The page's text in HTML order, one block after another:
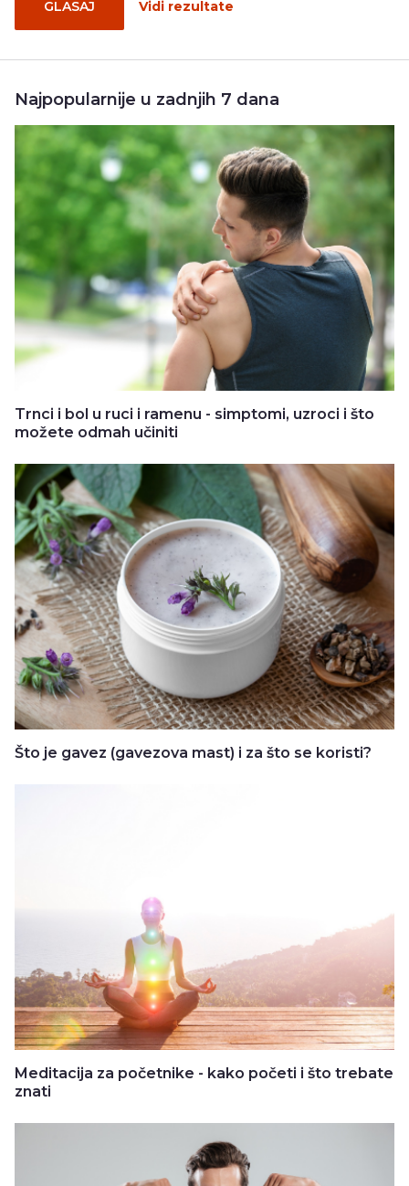
GLASAJ Vidi rezultate
Najpopularnije u zadnjih 7 dana
Trnci i bol u ruci i ramenu - simptomi, uzroci i što
možete odmah učiniti
Što je gavez (gavezova mast) i za što se koristi?
Meditacija za početnike - kako početi i što trebate
znati